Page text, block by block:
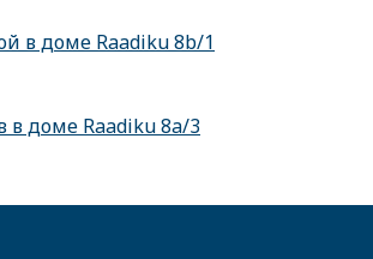
в доме Raadiku 8b/1
в доме Raadiku 8a/3